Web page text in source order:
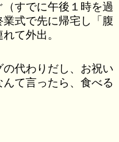
すでに午後１時を過
式で先に帰宅し「腹
て外出。
代わりだし、お祝い
て言ったら、食べる